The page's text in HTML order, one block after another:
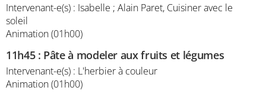
Intervenant-e(s) : Isabelle ; Alain Paret, Cuisiner avec le
soleil
Animation (01h00)
11h45: Pâte à modeler aux fruits et légumes
Intervenant-e(s) : L'herbier à couleur
Animation (01h00)